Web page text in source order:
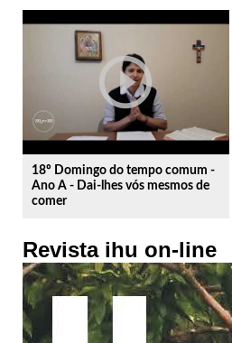
play_circle_outline
18º Domingo do tempo comum -
Ano A - Dai-lhes vós mesmos de
comer
Revista ihu on-line